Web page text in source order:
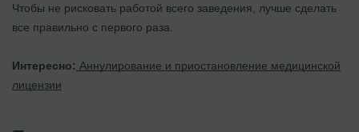
Чтобы не рисковать работой всего заведения, лучше сделать
все правильно с первого раза.
Интересно: Аннулирование и приостановление медицинской
лицензии